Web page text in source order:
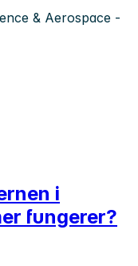
& Aerospace -
i
fungerer?